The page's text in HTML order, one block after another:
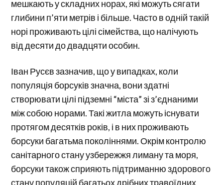
мешкають у складних норах, які можуть сягати
глибини п’яти метрів і більше. Часто в одній такій
норі проживають цілі сімейства, що налічують
від десяти до двадцяти особин.
Іван Русєв зазначив, що у випадках, коли
популяція борсуків значна, вони здатні
створювати цілі підземні “міста” зі з’єднаними
між собою норами. Такі житла можуть існувати
протягом десятків років, і в них проживають
борсуки багатьма поколіннями. Окрім контролю
санітарного стану узбережжя лиману та моря,
борсуки також сприяють підтриманню здорового
стану популяцій багатьох дрібних травоїдних